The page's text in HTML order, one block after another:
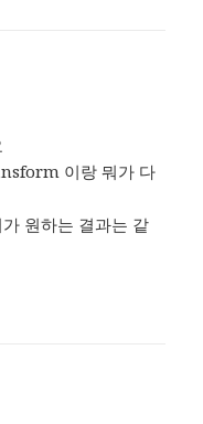
이랑 뭐가 다
원하는 결과는 같